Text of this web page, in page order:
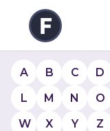
A B C D
L
M N O
W
X Y Z